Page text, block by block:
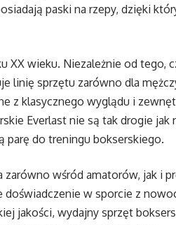
paski na rzepy, dzięki
XX wieku. Niezależnie od tego,
linię sprzętu zarówno dla
z klasycznego wyglądu i
Everlast nie są tak drogie jak
parę do treningu bokserskiego.
zarówno wśród amatorów, jak i
w sporcie z
jakości, wydajny sprzęt